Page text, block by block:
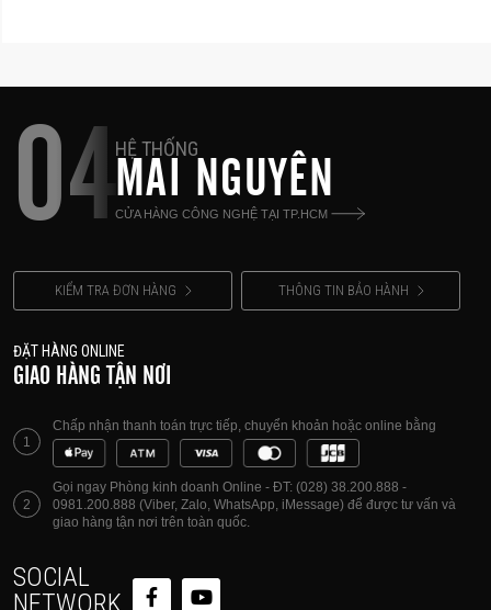
04HỆ THỐNG
MAI NGUYÊN
CỬA HÀNG CÔNG NGHỆ TẠI TP.HCM
KIỂM TRA ĐƠN HÀNG THÔNG TIN BẢO HÀNH
ĐẶT HÀNG ONLINE
GIAO HÀNG TẬN NƠI
1
Chấp nhận thanh toán trực tiếp, chuyển khoản hoặc online bằng
2
Gọi ngay Phòng kinh doanh Online - ĐT: (028) 38.200.888 -
0981.200.888 (Viber, Zalo, WhatsApp, iMessage) để được tư vấn và
giao hàng tận nơi trên toàn quốc.
SOCIAL
NETWORK